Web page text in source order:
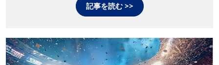
記事を読む >>